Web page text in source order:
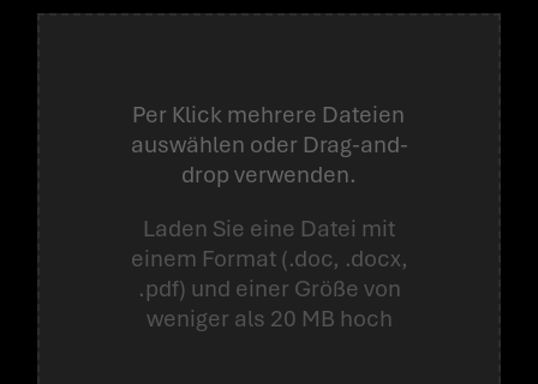
Per Klick mehrere Dateien
auswählen oder Drag-and-
drop verwenden.
Laden Sie eine Datei mit
einem Format (.doc, .docx,
.pdf) und einer Größe von
weniger als 20 MB hoch